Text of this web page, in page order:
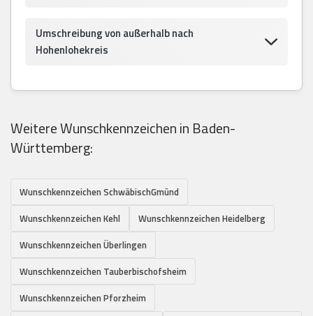
Umschreibung von außerhalb nach
Hohenlohekreis
Weitere Wunschkennzeichen in Baden-
Württemberg:
Wunschkennzeichen SchwäbischGmünd
Wunschkennzeichen Kehl
Wunschkennzeichen Heidelberg
Wunschkennzeichen Überlingen
Wunschkennzeichen Tauberbischofsheim
Wunschkennzeichen Pforzheim